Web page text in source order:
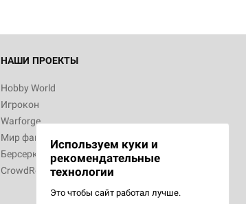
НАШИ ПРОЕКТЫ
Hobby World
Игрокон
Warforge
Мир фантастики
Берсерк
CrowdRepublic
Используем куки и
рекомендательные
технологии
Это чтобы сайт работал лучше.